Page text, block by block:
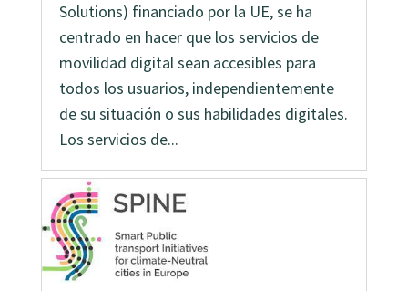
Solutions) financiado por la UE, se ha
centrado en hacer que los servicios de
movilidad digital sean accesibles para
todos los usuarios, independientemente
de su situación o sus habilidades digitales.
Los servicios de...